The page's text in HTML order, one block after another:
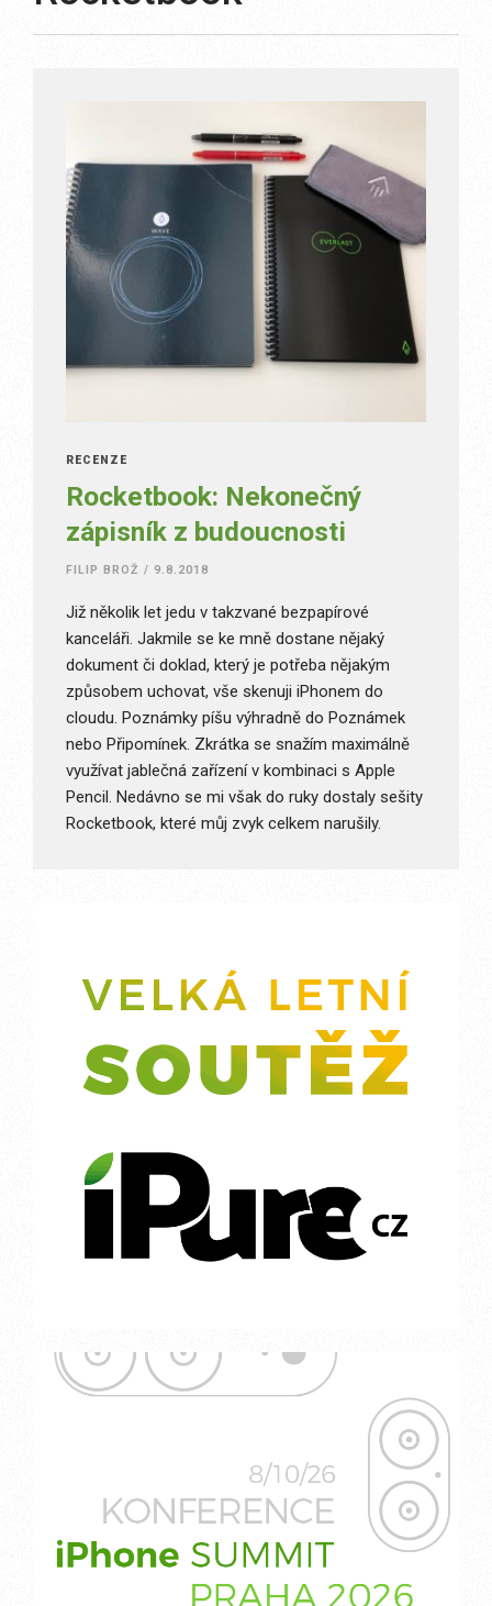
RECENZE
Rocketbook: Nekonečný
zápisník z budoucnosti
FILIP BROŽ / 9.8.2018
Již několik let jedu v takzvané bezpapírové
kanceláři. Jakmile se ke mně dostane nějaký
dokument či doklad, který je potřeba nějakým
způsobem uchovat, vše skenuji iPhonem do
cloudu. Poznámky píšu výhradně do Poznámek
nebo Připomínek. Zkrátka se snažím maximálně
využívat jablečná zařízení v kombinaci s Apple
Pencil. Nedávno se mi však do ruky dostaly sešity
Rocketbook, které můj zvyk celkem narušily.